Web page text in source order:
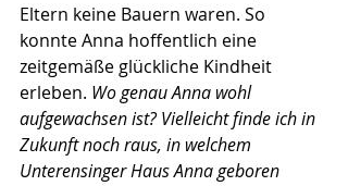
Eltern keine Bauern waren. So
konnte Anna hoffentlich eine
zeitgemäße glückliche Kindheit
erleben. Wo genau Anna wohl
aufgewachsen ist? Vielleicht finde ich in
Zukunft noch raus, in welchem
Unterensinger Haus Anna geboren